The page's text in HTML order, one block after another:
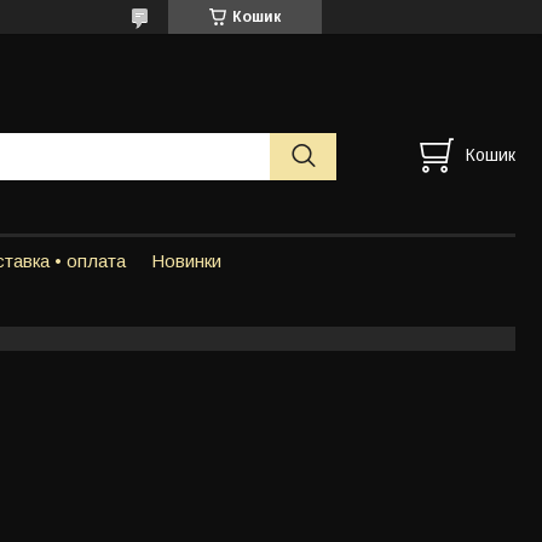
Кошик
Кошик
• оплата Новинки